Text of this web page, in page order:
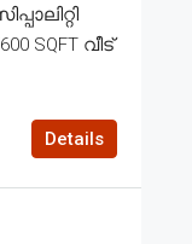
SQFT വീട്
Details